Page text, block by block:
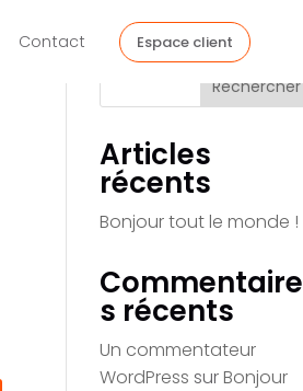
Contact Espace client
Rechercher
Articles
récents
Bonjour tout le monde !
Commentaire
s récents
Un commentateur
WordPress surBonjour